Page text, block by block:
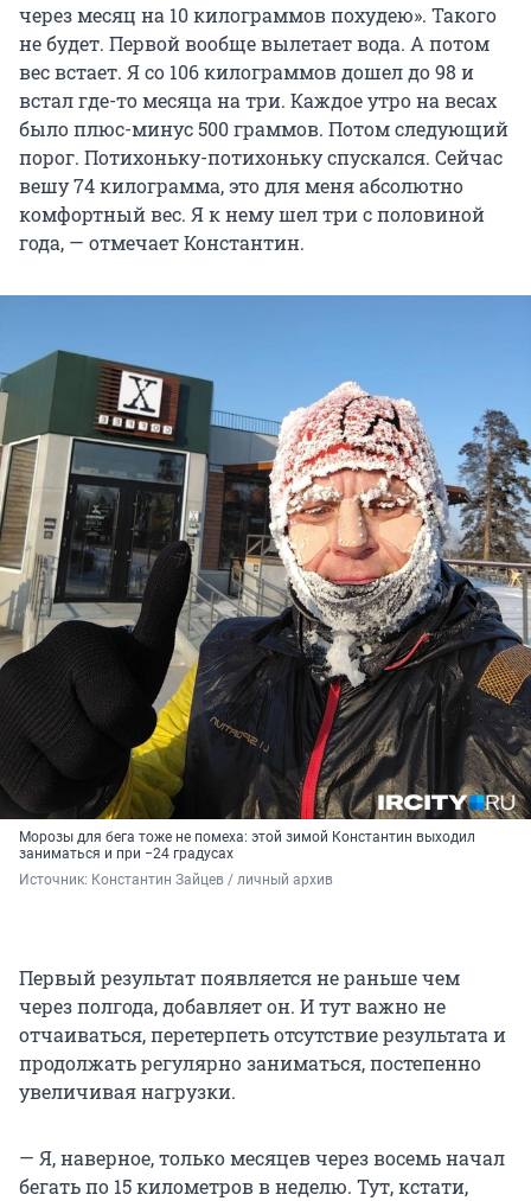
через месяц на 10 килограммовпохудею». Такого
не будет. Первой вообще вылетает вода. А потом
вес встает. Я со 106 килограммовдошел до98 и
встал где-то месяца на три. Каждое утро на весах
было плюс-минус500 граммов. Потом следующий
порог. Потихоньку-потихоньку спускался. Сейчас
вешу74 килограмма, это для меня абсолютно
комфортный вес. Я к нему шел три с половиной
года, — отмечает Константин.
Морозы для бега тоже не помеха: этой зимой Константин выходил
заниматься и при −24 градусах
Источник: Константин Зайцев / личный архив
Первый результат появляется не раньше чем
через полгода, добавляет он. И тут важно не
отчаиваться, перетерпеть отсутствие результата и
продолжать регулярно заниматься, постепенно
увеличивая нагрузки.
— Я, наверное, только месяцев через восемь начал
бегать по 15 километровв неделю. Тут, кстати,